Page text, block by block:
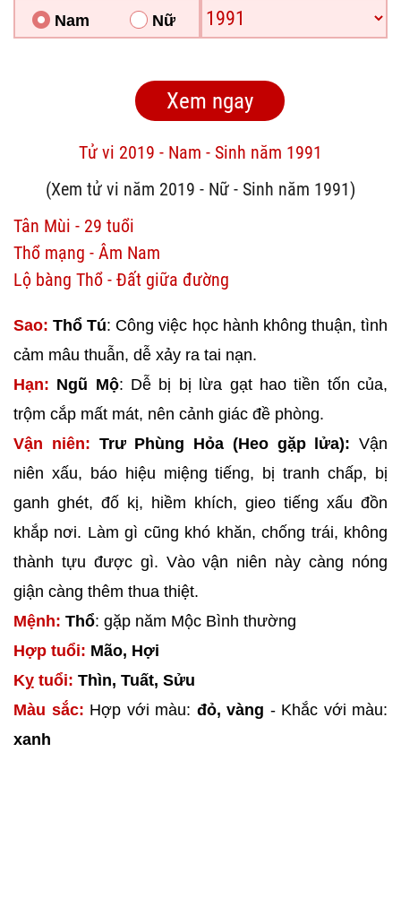
Nam Nữ
Tử vi 2019 - Nam - Sinh năm 1991
(Xem tử vi năm 2019 - Nữ - Sinh năm 1991)
Tân Mùi - 29 tuổi
Thổ mạng - Âm Nam
Lộ bàng Thổ - Đất giữa đường
Sao: Thổ Tú: Công việc học hành không thuận, tình
cảm mâu thuẫn, dễ xảy ra tai nạn.
Hạn: Ngũ Mộ: Dễ bị bị lừa gạt hao tiền tốn của,
trộm cắp mất mát, nên cảnh giác đề phòng.
Vận niên: Trư Phùng Hỏa (Heo gặp lửa): Vận
niên xấu, báo hiệu miệng tiếng, bị tranh chấp, bị
ganh ghét, đố kị, hiềm khích, gieo tiếng xấu đồn
khắp nơi. Làm gì cũng khó khăn, chống trái, không
thành tựu được gì. Vào vận niên này càng nóng
giận càng thêm thua thiệt.
Mệnh: Thổ: gặp năm Mộc Bình thường
Hợp tuổi: Mão, Hợi
Kỵ tuổi: Thìn, Tuất, Sửu
Màu sắc: Hợp với màu: đỏ, vàng - Khắc với màu:
xanh